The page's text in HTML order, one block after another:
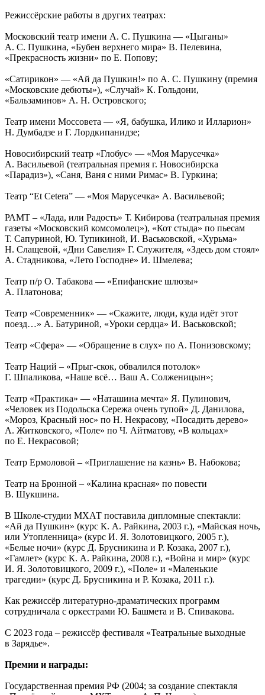
Режиссёрские работы в других театрах:
Московский театр имени А. С. Пушкина — «Цыганы»
А. С. Пушкина, «Бубен верхнего мира» В. Пелевина,
«Прекрасность жизни» по Е. Попову;
«Сатирикон» — «Ай да Пушкин!» по А. С. Пушкину (премия
«Московские дебюты»), «Случай» К. Гольдони,
«Бальзаминов» А. Н. Островского;
Театр имени Моссовета — «Я, бабушка, Илико и Илларион»
Н. Думбадзе и Г. Лордкипанидзе;
Новосибирский театр «Глобус» — «Моя Марусечка»
А. Васильевой (театральная премия г. Новосибирска
«Парадиз»), «Саня, Ваня с ними Римас» В. Гуркина;
Театр “Et Cetera” — «Моя Марусечка» А. Васильевой;
РАМТ – «Лада, или Радость» Т. Кибирова (театральная премия
газеты «Московский комсомолец»), «Кот стыда» по пьесам
Т. Сапуриной, Ю. Тупикиной, И. Васьковской, «Хурьма»
Н. Слащевой, «Дни Савелия» Г. Служителя, «Здесь дом стоял»
А. Стадникова, «Лето Господне» И. Шмелева;
Театр п/р О. Табакова — «Епифанские шлюзы»
А. Платонова;
Театр «Современник» — «Скажите, люди, куда идёт этот
поезд…» А. Батуриной, «Уроки сердца» И. Васьковской;
Театр «Сфера» — «Обращение в слух» по А. Понизовскому;
Театр Наций – «Прыг-скок, обвалился потолок»
Г. Шпаликова, «Наше всё… Ваш А. Солженицын»;
Театр «Практика» — «Наташина мечта» Я. Пулинович,
«Человек из Подольска Сережа очень тупой» Д. Данилова,
«Мороз, Красный нос» по Н. Некрасову, «Посадить дерево»
А. Житковского, «Поле» по Ч. Айтматову, «В кольцах»
по Е. Некрасовой;
Театр Ермоловой – «Приглашение на казнь» В. Набокова;
Театр на Бронной – «Калина красная» по повести
В. Шукшина.
В Школе-студии МХАТ поставила дипломные спектакли:
«Ай да Пушкин» (курс К. А. Райкина, 2003 г.), «Майская ночь,
или Утопленница» (курс И. Я. Золотовицкого, 2005 г.),
«Белые ночи» (курс Д. Брусникина и Р. Козака, 2007 г.),
«Гамлет» (курс К. А. Райкина, 2008 г.), «Война и мир» (курс
И. Я. Золотовицкого, 2009 г.), «Поле» и «Маленькие
трагедии» (курс Д. Брусникина и Р. Козака, 2011 г.).
Как режиссёр литературно-драматических программ
сотрудничала с оркестрами Ю. Башмета и В. Спивакова.
С 2023 года – режиссёр фестиваля «Театральные выходные
в Зарядье».
Премии и награды:
Государственная премия РФ (2004; за создание спектакля